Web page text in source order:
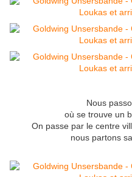
Nous
où se trouve un
On passe par le centre
nous partons